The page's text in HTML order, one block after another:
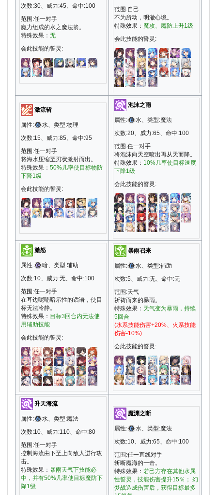
次数:30、威力:45、命中:100
范围:任一对手
魔力组成的水之魔法箭。
特殊效果： 无
会此技能的誓灵:
范围:自己
不为所动，明澈心境。
特殊效果： 魔攻、魔防上升1级
会此技能的誓灵:
激流斩
属性:
水、类型:物理
次数:15、威力:85、命中:95
范围:任一对手
将海水压缩至刃状激射而出。
特殊效果： 50%几率使目标物防
下降1级
会此技能的誓灵:
泡沫之雨
属性:
水、类型:魔法
次数:20、威力:65、命中:100
范围:任一对手
将泡沫向天空喷出再从天而降。
特殊效果： 10%几率使目标速度
下降1级
会此技能的誓灵:
激怒
属性:
暗、类型:辅助
次数:10、威力:无、命中:100
范围:任一对手
在耳边呢喃暗示性的话语，使目
标无法冷静。
特殊效果： 目标3回合内无法使
用辅助技能
会此技能的誓灵:
暴雨召来
属性:
水、类型:辅助
次数:5、威力:无、命中:无
范围:天气
祈祷而来的暴雨。
特殊效果： 天气变为暴雨，持续
5回合
(水系技能伤害+20%、火系技能
伤害-10%)
会此技能的誓灵:
升天海流
属性:
水、类型:魔法
次数:10、威力:110、命中:80
范围:任一对手
控制海流由下至上向敌人进行攻
击。
特殊效果： 暴雨天气下技能必
中，并有50%几率使目标魔防下
降1级
魔渊之断
属性:
水、类型:魔法
次数:10、威力:65、命中:100
范围:任一直线对手
斩断魔海的一击。
特殊效果： 若己方存在其他水属
性誓灵，技能伤害提升15％； 幻
梦战造成伤害后，获得目标最多